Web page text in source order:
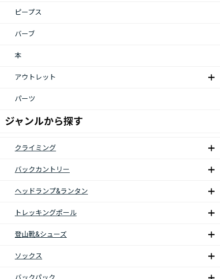
ピープス
バーブ
本
アウトレット
パーツ
ジャンルから探す
クライミング
バックカントリー
ヘッドランプ&ランタン
トレッキングポール
登山靴&シューズ
ソックス